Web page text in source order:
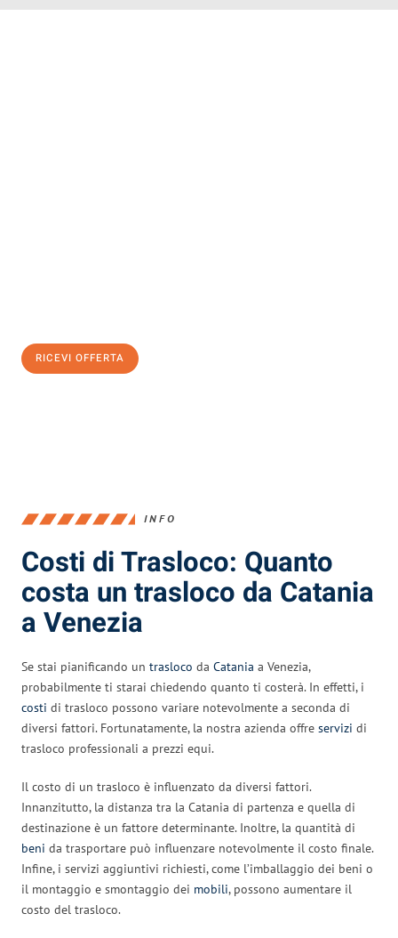
RICEVI OFFERTA
INFO
Costi di Trasloco: Quanto
costa un trasloco da Catania
a Venezia
Se stai pianificando un trasloco da Catania a Venezia,
probabilmente ti starai chiedendo quanto ti costerà. In effetti, i
costi di trasloco possono variare notevolmente a seconda di
diversi fattori. Fortunatamente, la nostra azienda offre servizi di
trasloco professionali a prezzi equi.
Il costo di un trasloco è influenzato da diversi fattori.
Innanzitutto, la distanza tra la Catania di partenza e quella di
destinazione è un fattore determinante. Inoltre, la quantità di
beni da trasportare può influenzare notevolmente il costo finale.
Infine, i servizi aggiuntivi richiesti, come l’imballaggio dei beni o
il montaggio e smontaggio dei mobili, possono aumentare il
costo del trasloco.